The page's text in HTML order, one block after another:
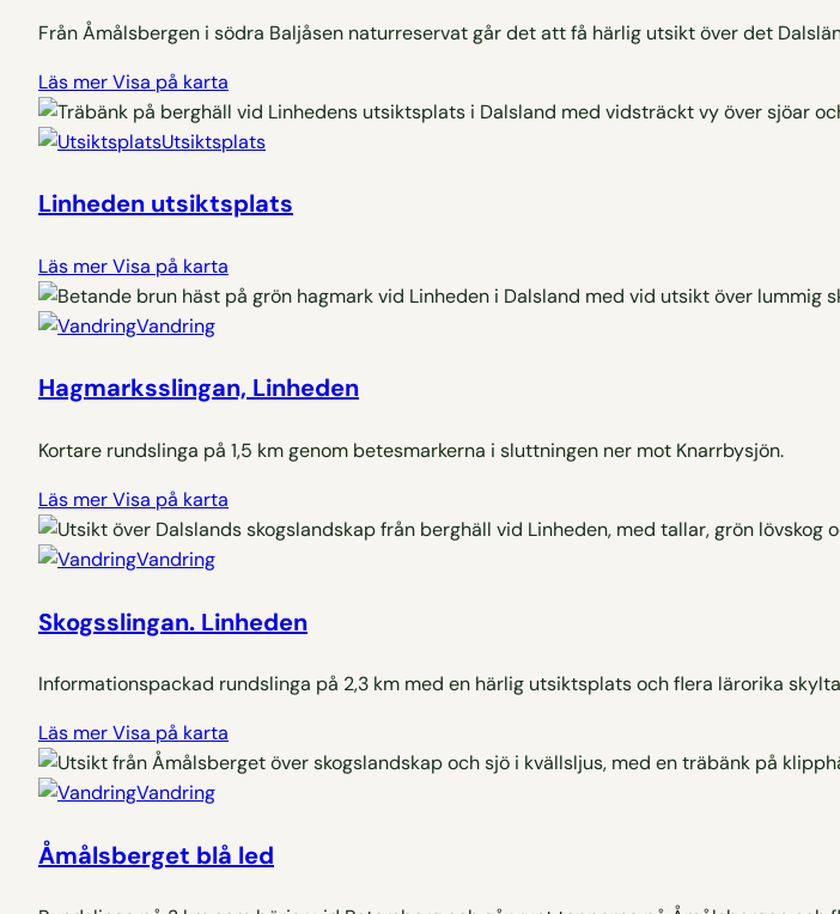
Från Åmålsbergen i södra Baljåsen naturreservat går det att få härlig utsikt över det
Läs merVisa på karta
Utsiktsplats
Linheden utsiktsplats
Läs merVisa på karta
Vandring
Hagmarksslingan, Linheden
Kortare rundslinga på 1,5 km genom betesmarkerna i sluttningen ner mot Knarrbysjön.
Läs merVisa på karta
Vandring
Skogsslingan. Linheden
Informationspackad rundslinga på 2,3 km med en härlig utsiktsplats och flera lärorika
Läs merVisa på karta
Vandring
Åmålsberget blå led